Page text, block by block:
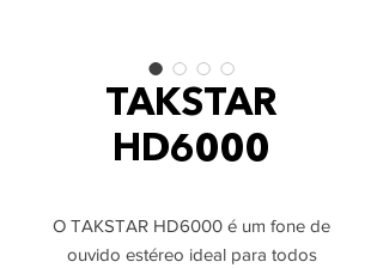
TAKSTAR
HD6000
O TAKSTAR HD6000 é um fone de
ouvido estéreo ideal para todos